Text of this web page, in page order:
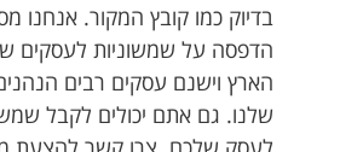
בדיוק כמו קובץ המקור. אנחנו
הדפסה על שמשוניות לעסקים
הארץ וישנם עסקים רבים
שלנו. גם אתם יכולים לקבל